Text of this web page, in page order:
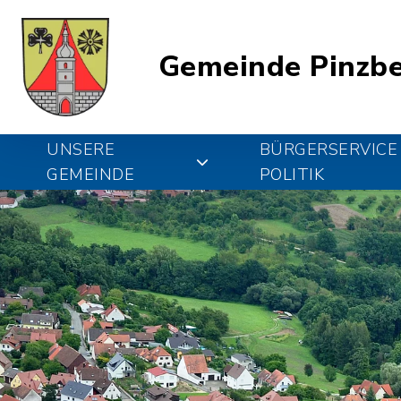
Gemeinde
UNSERE
GEMEINDE
POLITIK